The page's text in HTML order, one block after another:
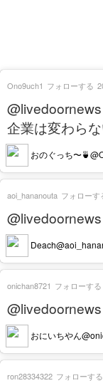
企業は変わらな
おのぐっち〜
Ono9uch1 フォローする
aoi_hananouta フォローす
おにいちやん
onichan8721 フォローする
ron28334322 フォローする